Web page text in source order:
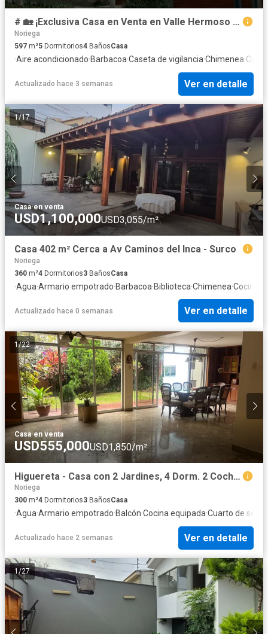
# 🏡 ¡Exclusiva Casa en Venta en Valle Hermoso – Santiago de Surco!
Noriega
597 m²5 Dormitorios4 BañosCasa
·Aire acondicionado·Barbacoa·Caseta de vigilancia·Chimenea·
Actualizado hace 3 semanas Ver en detalle
1/17
Casa·en venta
USD1,100,000USD3,055/m²
Casa 402 m² Cerca a Av Caminos del Inca - Surco
Noriega
360 m²4 Dormitorios3 BañosCasa
·Agua·Armario empotrado·Barbacoa·Biblioteca·Chimenea·Cocina
Actualizado hace 0 semanas Ver en detalle
1/22
Casa·en venta
USD555,000USD1,850/m²
Higuereta - Casa con 2 Jardines, 4 Dorm. 2 Cocheras
Noriega
300 m²4 Dormitorios3 BañosCasa
·Agua·Armario empotrado·Balcón·Cocina equipada·Cuarto de
Actualizado hace 2 semanas Ver en detalle
1 /27